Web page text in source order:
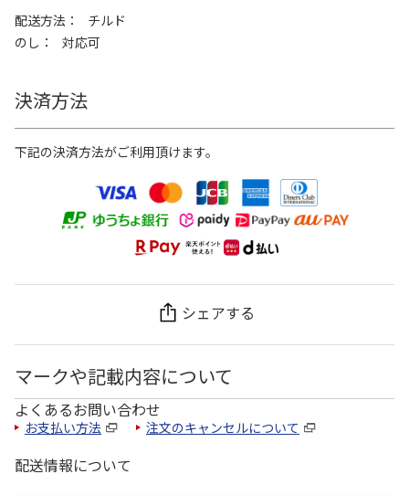
配送方法
チルド
のし
対応可
決済方法
下記の決済方法がご利用頂けます。
シェアする
マークや記載内容について
よくあるお問い合わせ
お支払い方法 注文のキャンセルについて
配送情報について